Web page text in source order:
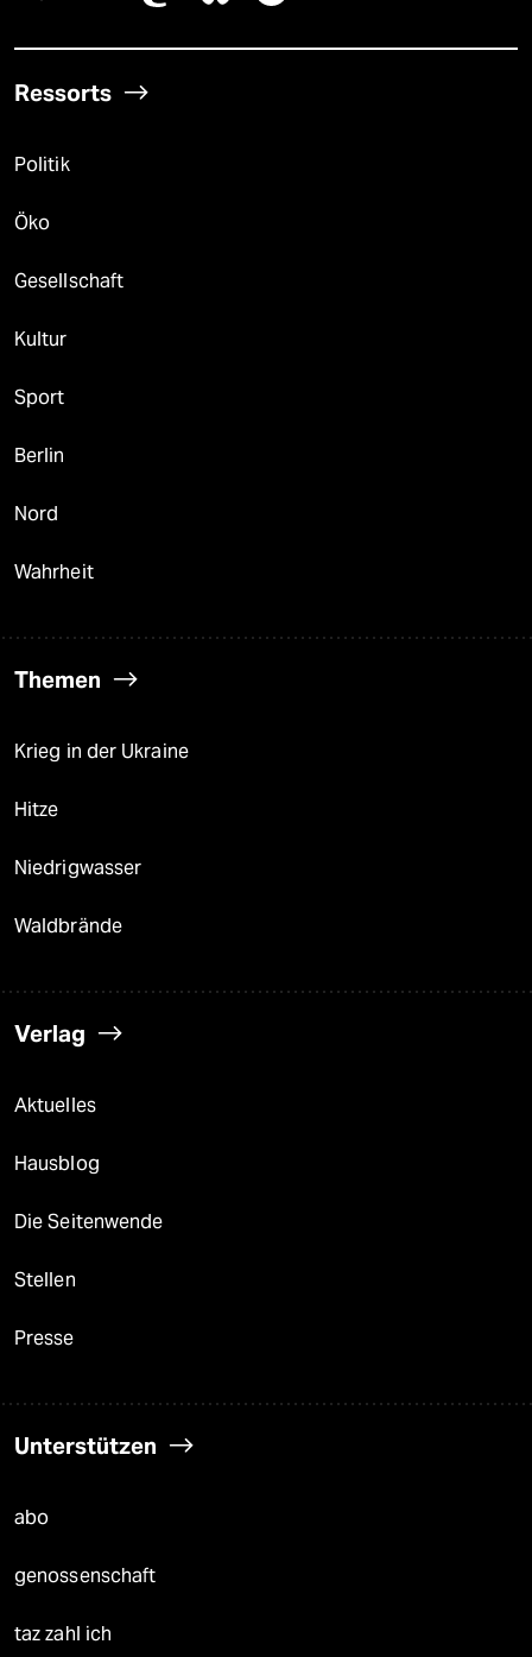
Ressorts
Politik
Öko
Gesellschaft
Kultur
Sport
Berlin
Nord
Wahrheit
Themen
Krieg in der Ukraine
Hitze
Niedrigwasser
Waldbrände
Verlag
Aktuelles
Hausblog
Die Seitenwende
Stellen
Presse
Unterstützen
abo
genossenschaft
taz zahl ich